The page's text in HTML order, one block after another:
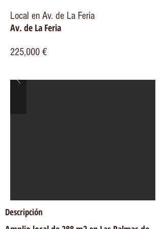
Local en Av. de La Feria
Av. de La Feria
225,000 €
Descripción